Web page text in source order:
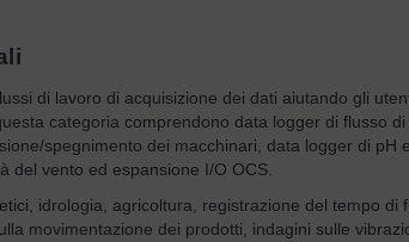
di lavoro di acquisizione dei dati aiutando gli
categoria comprendono data logger di flusso
spegnimento dei macchinari, data logger di
del vento ed espansione I/O OCS.
idrologia, agricoltura, registrazione del tempo
movimentazione dei prodotti, indagini sulle